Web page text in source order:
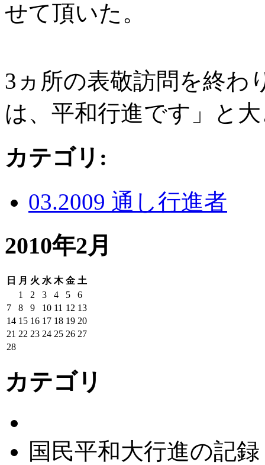
せて頂いた。
3ヵ所の表敬訪問を終わ
は、平和行進です」と
カテゴリ :
03.2009 通し行進者
2010年2月
日 月 火 水 木 金 土
1
2 3 4 5
6
7
8 9 10 11 12 13
14 15 16 17 18 19 20
21 22 23 24 25 26 27
28
カテゴリ
国民平和大行進の記録